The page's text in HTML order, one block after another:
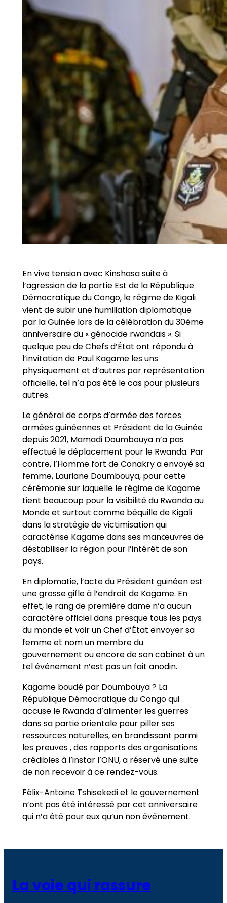
En vive tension avec Kinshasa suite à
l’agression de la partie Est de la République
Démocratique du Congo, le régime de Kigali
vient de subir une humiliation diplomatique
par la Guinée lors de la célébration du 30ème
anniversaire du « génocide rwandais ». Si
quelque peu de Chefs d’État ont répondu à
l’invitation de Paul Kagame les uns
physiquement et d’autres par représentation
officielle, tel n’a pas été le cas pour plusieurs
autres.
Le général de corps d’armée des forces
armées guinéennes et Président de la Guinée
depuis 2021, Mamadi Doumbouya n’a pas
effectué le déplacement pour le Rwanda. Par
contre, l’Homme fort de Conakry a envoyé sa
femme, Lauriane Doumbouya, pour cette
cérémonie sur laquelle le régime de Kagame
tient beaucoup pour la visibilité du Rwanda au
Monde et surtout comme béquille de Kigali
dans la stratégie de victimisation qui
caractérise Kagame dans ses manœuvres de
déstabiliser la région pour l’intérêt de son
pays.
En diplomatie, l’acte du Président guinéen est
une grosse gifle à l’endroit de Kagame. En
effet, le rang de première dame n’a aucun
caractère officiel dans presque tous les pays
du monde et voir un Chef d’État envoyer sa
femme et nom un membre du
gouvernement ou encore de son cabinet à un
tel événement n’est pas un fait anodin.
Kagame boudé par Doumbouya ? La
République Démocratique du Congo qui
accuse le Rwanda d’alimenter les guerres
dans sa partie orientale pour piller ses
ressources naturelles, en brandissant parmi
les preuves , des rapports des organisations
crédibles à l’instar l’ONU, a réservé une suite
de non recevoir à ce rendez-vous.
Félix-Antoine Tshisekedi et le gouvernement
n’ont pas été intéressé par cet anniversaire
qui n’a été pour eux qu’un non événement.
La voie qui rassure